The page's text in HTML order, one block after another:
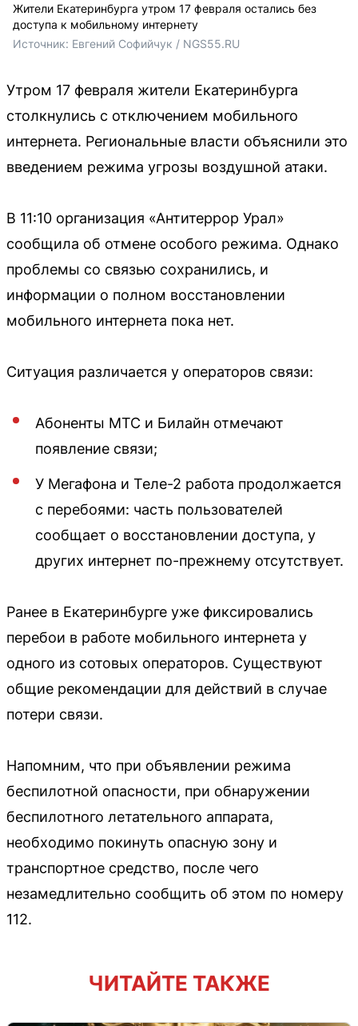
Жители Екатеринбурга утром 17 февраля остались без
доступа к мобильному интернету
Источник: Евгений Софийчук / NGS55.RU
Утром 17 февраля жители Екатеринбурга
столкнулись с отключением мобильного
интернета. Региональные власти объяснили это
введением режима угрозы воздушной атаки.
В 11:10 организация «Антитеррор Урал»
сообщила об отмене особого режима. Однако
проблемы со связью сохранились, и
информации о полном восстановлении
мобильного интернета пока нет.
Ситуация различается у операторов связи:
Абоненты МТС и Билайн отмечают
появление связи;
У Мегафона и Теле-2 работа продолжается
с перебоями: часть пользователей
сообщает о восстановлении доступа, у
других интернет по-прежнему отсутствует.
Ранее в Екатеринбурге уже фиксировались
перебои в работе мобильного интернета у
одного из сотовых операторов. Существуют
общие рекомендации для действий в случае
потери связи.
Напомним, что при объявлении режима
беспилотной опасности, при обнаружении
беспилотного летательного аппарата,
необходимо покинуть опасную зону и
транспортное средство, после чего
незамедлительно сообщить об этом по номеру
112.
ЧИТАЙТЕ ТАКЖЕ